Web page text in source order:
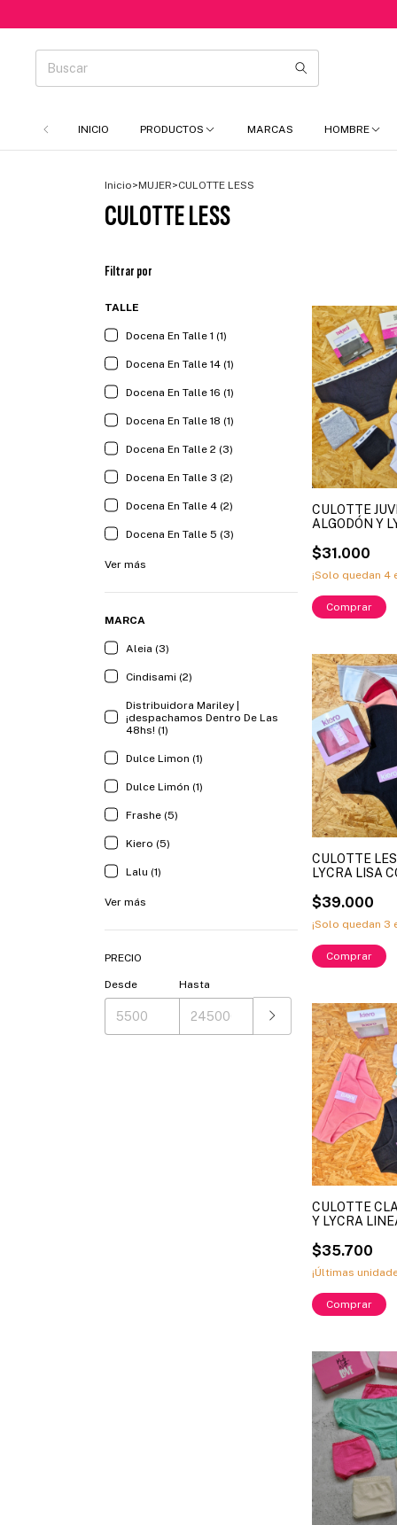
INICIO PRODUCTOS MARCAS HOMBRE
Inicio>MUJER>CULOTTE LESS
CULOTTE LESS
Filtrar por
TALLE
Docena En Talle 1 (1)
Docena En Talle 14 (1)
Docena En Talle 16 (1)
Docena En Talle 18 (1)
Docena En Talle 2 (3)
Docena En Talle 3 (2)
Docena En Talle 4 (2)
Docena En Talle 5 (3)
Ver más
MARCA
Aleia (3)
Cindisami (2)
Distribuidora Mariley |
¡despachamos Dentro De Las
48hs! (1)
Dulce Limon (1)
Dulce Limón (1)
Frashe (5)
Kiero (5)
Lalu (1)
Ver más
PRECIO
Desde Hasta
CULOTTE
ALGODÓN Y
SURTIDOS 14,
$31.000
¡Solo quedan4
Comprar
CULOTTE
LYCRA LISA
2667
$39.000
¡Solo quedan 3
Comprar
CULOTTE
Y LYCRA
$35.700
¡Últimas
Comprar